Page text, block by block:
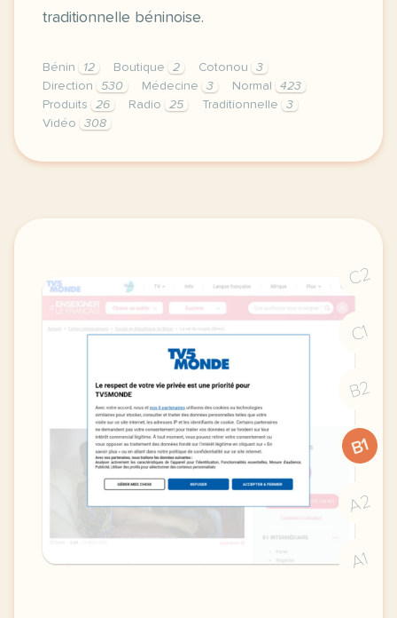
traditionnelle béninoise.
Bénin 12 Boutique 2 Cotonou
3
Direction
530 Médecine 3 Normal
423
Produits
26 Radio 25 Traditionnelle
3
Vidéo
308
didomi host didomi components button cursor
C2
C1
B2
B1
A2
A1